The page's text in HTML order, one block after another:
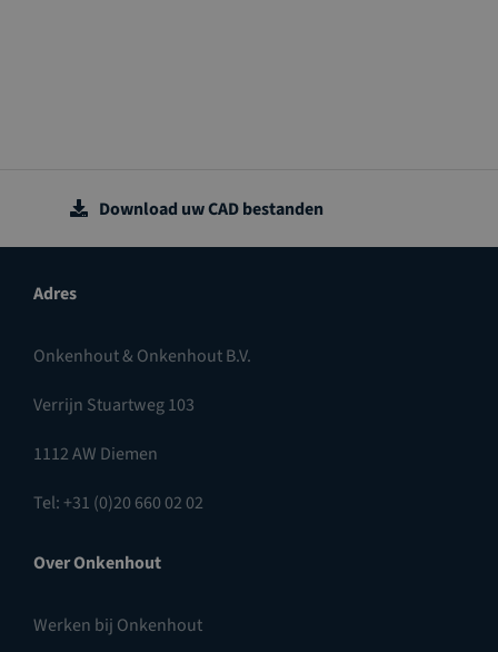
Download uw CAD bestanden
Adres
Onkenhout & Onkenhout B.V.
Verrijn Stuartweg 103
1112 AW Diemen
Tel: +31 (0)20 660 02 02
Over Onkenhout
Werken bij Onkenhout